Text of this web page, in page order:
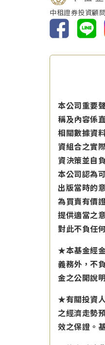
中租證券投資顧
本公司重要
稱及內容係
相關數據資
資組合之實
資決策並自
本公司認為
出版當時的
為買賣有價
提供適當之
對此不負任
★本基金經
義務外，不
金之公開說
★有關投資
之經濟走勢
效之保證。